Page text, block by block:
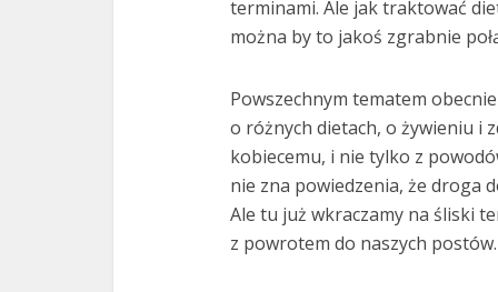
terminami. Ale jak traktować
można by to jakoś zgrabnie
Powszechnym tematem
o różnych dietach, o żywieniu i
kobiecemu, i nie tylko z
nie zna powiedzenia, że droga
Ale tu już wkraczamy na śliski
z powrotem do naszych postów.